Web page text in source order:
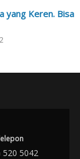
yang Keren. Bisa
520 5042